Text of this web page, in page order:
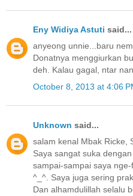
Eny Widiya Astuti said...
anyeong unnie...baru
Donatnya menggiurkan
deh. Kalau gagal, ntar
October 8, 2013 at 4:06
Unknown said...
salam kenal Mbak Ricke,
Saya sangat suka
sampai-sampai saya
^_^. Saya juga sering
Dan alhamdulillah selalu